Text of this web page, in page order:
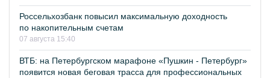
Россельхозбанк повысил максимальную доходность
по накопительным счетам
07 августа 15:40
ВТБ: на Петербургском марафоне «Пушкин - Петербург»
появится новая беговая трасса для профессиональных